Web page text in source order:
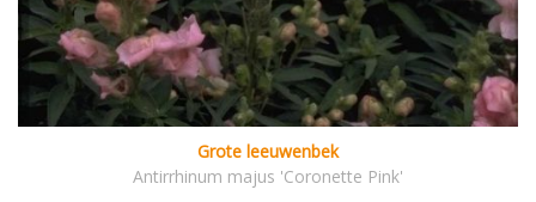
Grote leeuwenbek
Antirrhinum majus 'Coronette Pink'